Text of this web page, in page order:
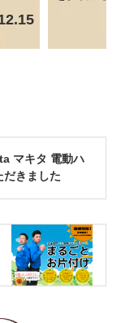
マキタ 電動ハ
だきました